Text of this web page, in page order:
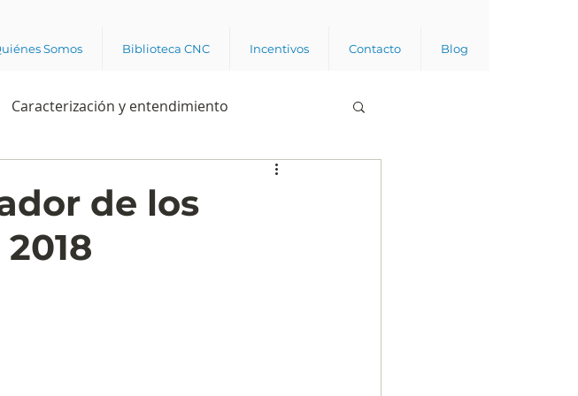
Somos Biblioteca CNC Incentivos Contacto Blog
Caracterización y entendimiento
Business analytics
de voto
de los